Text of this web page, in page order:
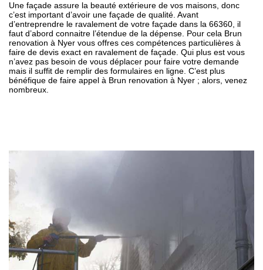
Une façade assure la beauté extérieure de vos maisons, donc
c’est important d’avoir une façade de qualité. Avant
d’entreprendre le ravalement de votre façade dans la 66360, il
faut d’abord connaitre l’étendue de la dépense. Pour cela Brun
renovation à Nyer vous offres ces compétences particulières à
faire de devis exact en ravalement de façade. Qui plus est vous
n’avez pas besoin de vous déplacer pour faire votre demande
mais il suffit de remplir des formulaires en ligne. C’est plus
bénéfique de faire appel à Brun renovation à Nyer ; alors, venez
nombreux.